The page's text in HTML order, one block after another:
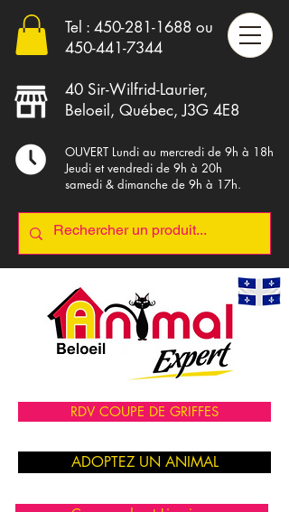
Tel : 450-281-1688 ou
450-441-7344
40 Sir-Wilfrid-Laurier,
Beloeil, Québec, J3G 4E8
OUVERT Lundi au mercredi de 9h à 18h
Jeudi et vendredi de 9h à 20h
samedi & dimanche de 9h à 17h.
RDV COUPE DE GRIFFES
ADOPTEZ UN ANIMAL